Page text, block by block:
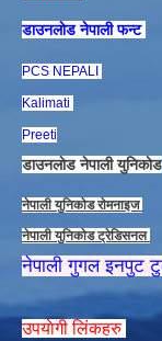
डाउनलाेड नेपाली फन्ट
PCS NEPALI
Kalimati
Preeti
डाउनलाेड नेपाली युनिकाेड
नेपाली युनिकाेड राेमनाइज
नेपाली युनिकाेड ट्रेडिसनल
नेपाली गुगल इनपुट
उपयाेगी लिंकहरु